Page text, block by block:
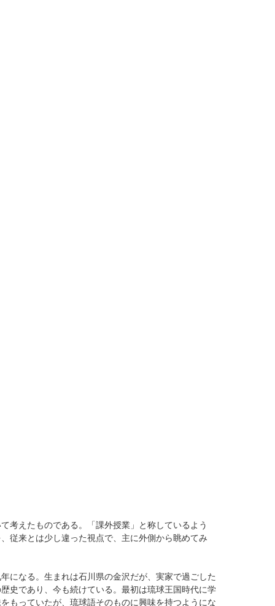
考えたものである。「課外授業」と称しているよう
従来とは少し違った視点で、主に外側から眺めてみ
になる。生まれは石川県の金沢だが、実家で過ごした
史であり、今も続けている。最初は琉球王国時代に学
もっていたが、琉球語そのものに興味を持つようにな